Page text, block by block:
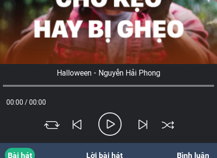
Halloween - Nguyễn Hải Phong
00:00 /00:00
Bài hát Lời bài hát Bình luận